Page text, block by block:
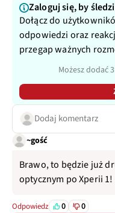
Zaloguj się, by
Dołącz do
odpowiedzi oraz
przegap ważnych
Możesz dodać
Dodaj komentarz
~gość
Brawo, to będzie już
optycznym po Xperii 1!
Odpowiedz 0 0